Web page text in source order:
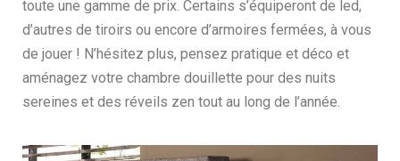
toute une gamme de prix. Certains s’équiperont de led,
d’autres de tiroirs ou encore d’armoires fermées, à vous
de jouer ! N’hésitez plus, pensez pratique et déco et
aménagez votre chambre douillette pour des nuits
sereines et des réveils zen tout au long de l’année.